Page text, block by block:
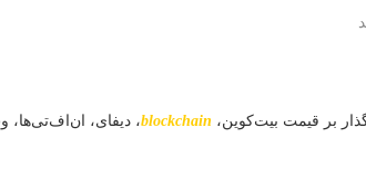
بر قیمت بیت‌کوین، blockchain، دیفای، ان‌اف‌تی‌ها،